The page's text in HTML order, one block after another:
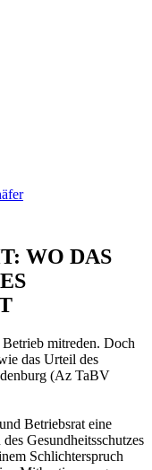
WO DAS
mitreden. Doch
das Urteil des
(Az TaBV
Betriebsrat eine
Gesundheitsschutzes
Schlichterspruch